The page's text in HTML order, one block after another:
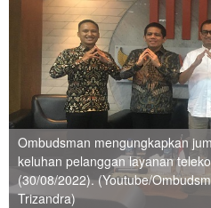
Ombudsman mengungkapkan
keluhan pelanggan layanan
(30/08/2022). (Youtube/
Trizandra)